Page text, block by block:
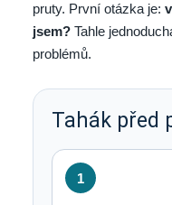
pruty. První otázka je:
jsem? Tahle
problémů.
Tahák před
1